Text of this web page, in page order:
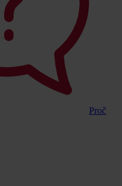
Proč